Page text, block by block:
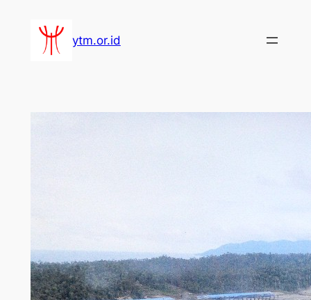
konten
ytm.or.id